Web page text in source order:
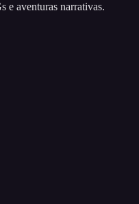
e aventuras narrativas.